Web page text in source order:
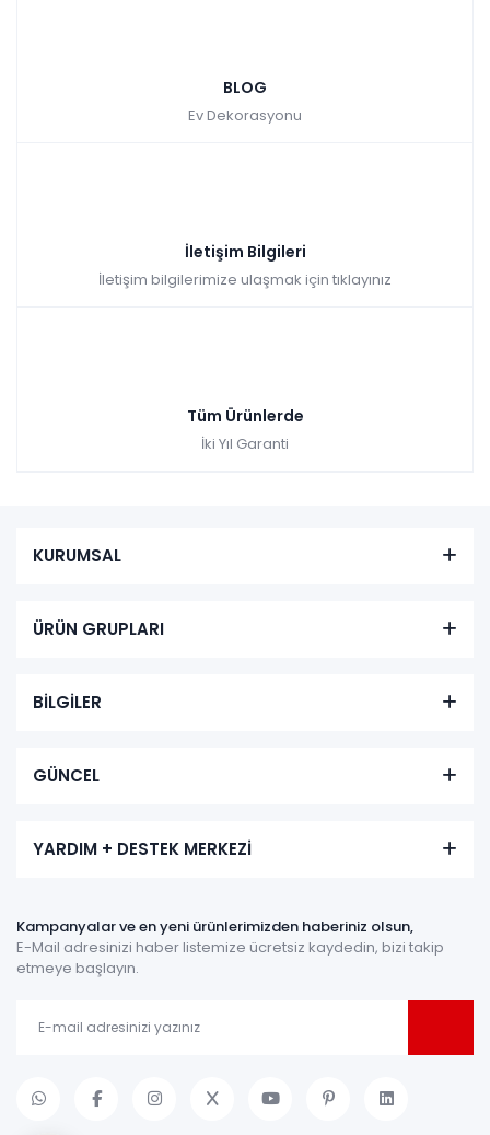
BLOG
Ev Dekorasyonu
İletişim Bilgileri
İletişim bilgilerimize ulaşmak için tıklayınız
Tüm Ürünlerde
İki Yıl Garanti
KURUMSAL
ÜRÜN GRUPLARI
BİLGİLER
GÜNCEL
YARDIM + DESTEK MERKEZİ
Kampanyalar ve en yeni ürünlerimizden haberiniz olsun,
E-Mail adresinizi haber listemize ücretsiz kaydedin, bizi takip
etmeye başlayın.